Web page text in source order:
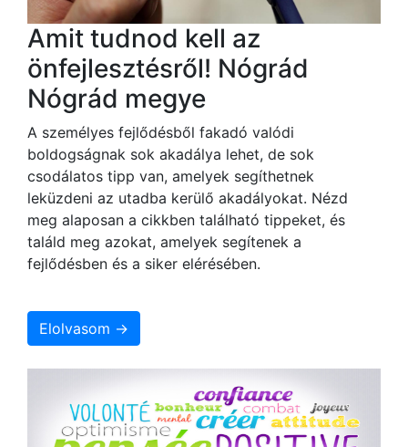
Amit tudnod kell az
önfejlesztésről! Nógrád
Nógrád megye
A személyes fejlődésből fakadó valódi
boldogságnak sok akadálya lehet, de sok
csodálatos tipp van, amelyek segíthetnek
leküzdeni az utadba kerülő akadályokat. Nézd
meg alaposan a cikkben található tippeket, és
találd meg azokat, amelyek segítenek a
fejlődésben és a siker elérésében.
Elolvasom →